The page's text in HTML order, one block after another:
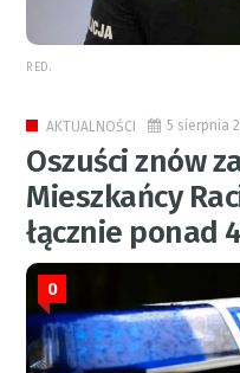
RED.
AKTUALNOŚCI 5 sierpnia
Oszuści znów
Mieszkańcy
łącznie ponad
0